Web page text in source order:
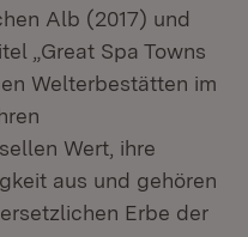
Alb (2017) und
„Great Spa Towns
Welterbestätten im
Wert, ihre
aus und gehören
Erbe der